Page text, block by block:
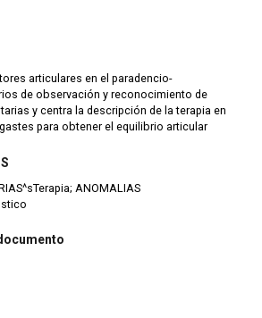
articulares en el paradencio-
de observación y reconocimiento de
y centra la descripción de la terapia en
para obtener el equilibrio articular
ANOMALIAS